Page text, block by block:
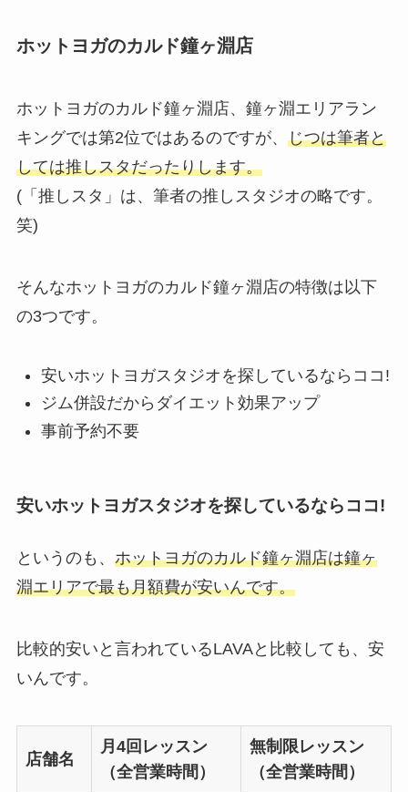
ホットヨガのカルド鐘ヶ淵店
ホットヨガのカルド鐘ヶ淵店、鐘ヶ淵エリアラン
キングでは第2位ではあるのですが、 じつは筆者と
しては推しスタだったりします。
(「推しスタ」は、筆者の推しスタジオの略です。
笑)
そんなホットヨガのカルド鐘ヶ淵店の特徴は以下
の3つです。
安いホットヨガスタジオを探しているならココ!
ジム併設だからダイエット効果アップ
事前予約不要
安いホットヨガスタジオを探しているならココ!
というのも、 ホットヨガのカルド鐘ヶ淵店は鐘ヶ
淵エリアで最も月額費が安いんです。
比較的安いと言われているLAVAと比較しても、安
いんです。
店舗名
月4回レッスン
（全営業時間）
無制限レッスン
（全営業時間）